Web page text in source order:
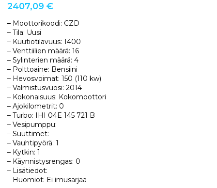
2407,09 €
– Moottorikoodi: CZD
– Tila: Uusi
– Kuutiotilavuus: 1400
– Venttiilien määrä: 16
– Sylinterien määrä: 4
– Polttoaine: Bensiini
– Hevosvoimat: 150 (110 kw)
– Valmistusvuosi: 2014
– Kokonaisuus: Kokomoottori
– Ajokilometrit: 0
– Turbo: IHI 04E 145 721 B
– Vesipumppu:
– Suuttimet:
– Vauhtipyörä: 1
– Kytkin: 1
– Käynnistysrengas: 0
– Lisätiedot:
– Huomiot: Ei imusarjaa